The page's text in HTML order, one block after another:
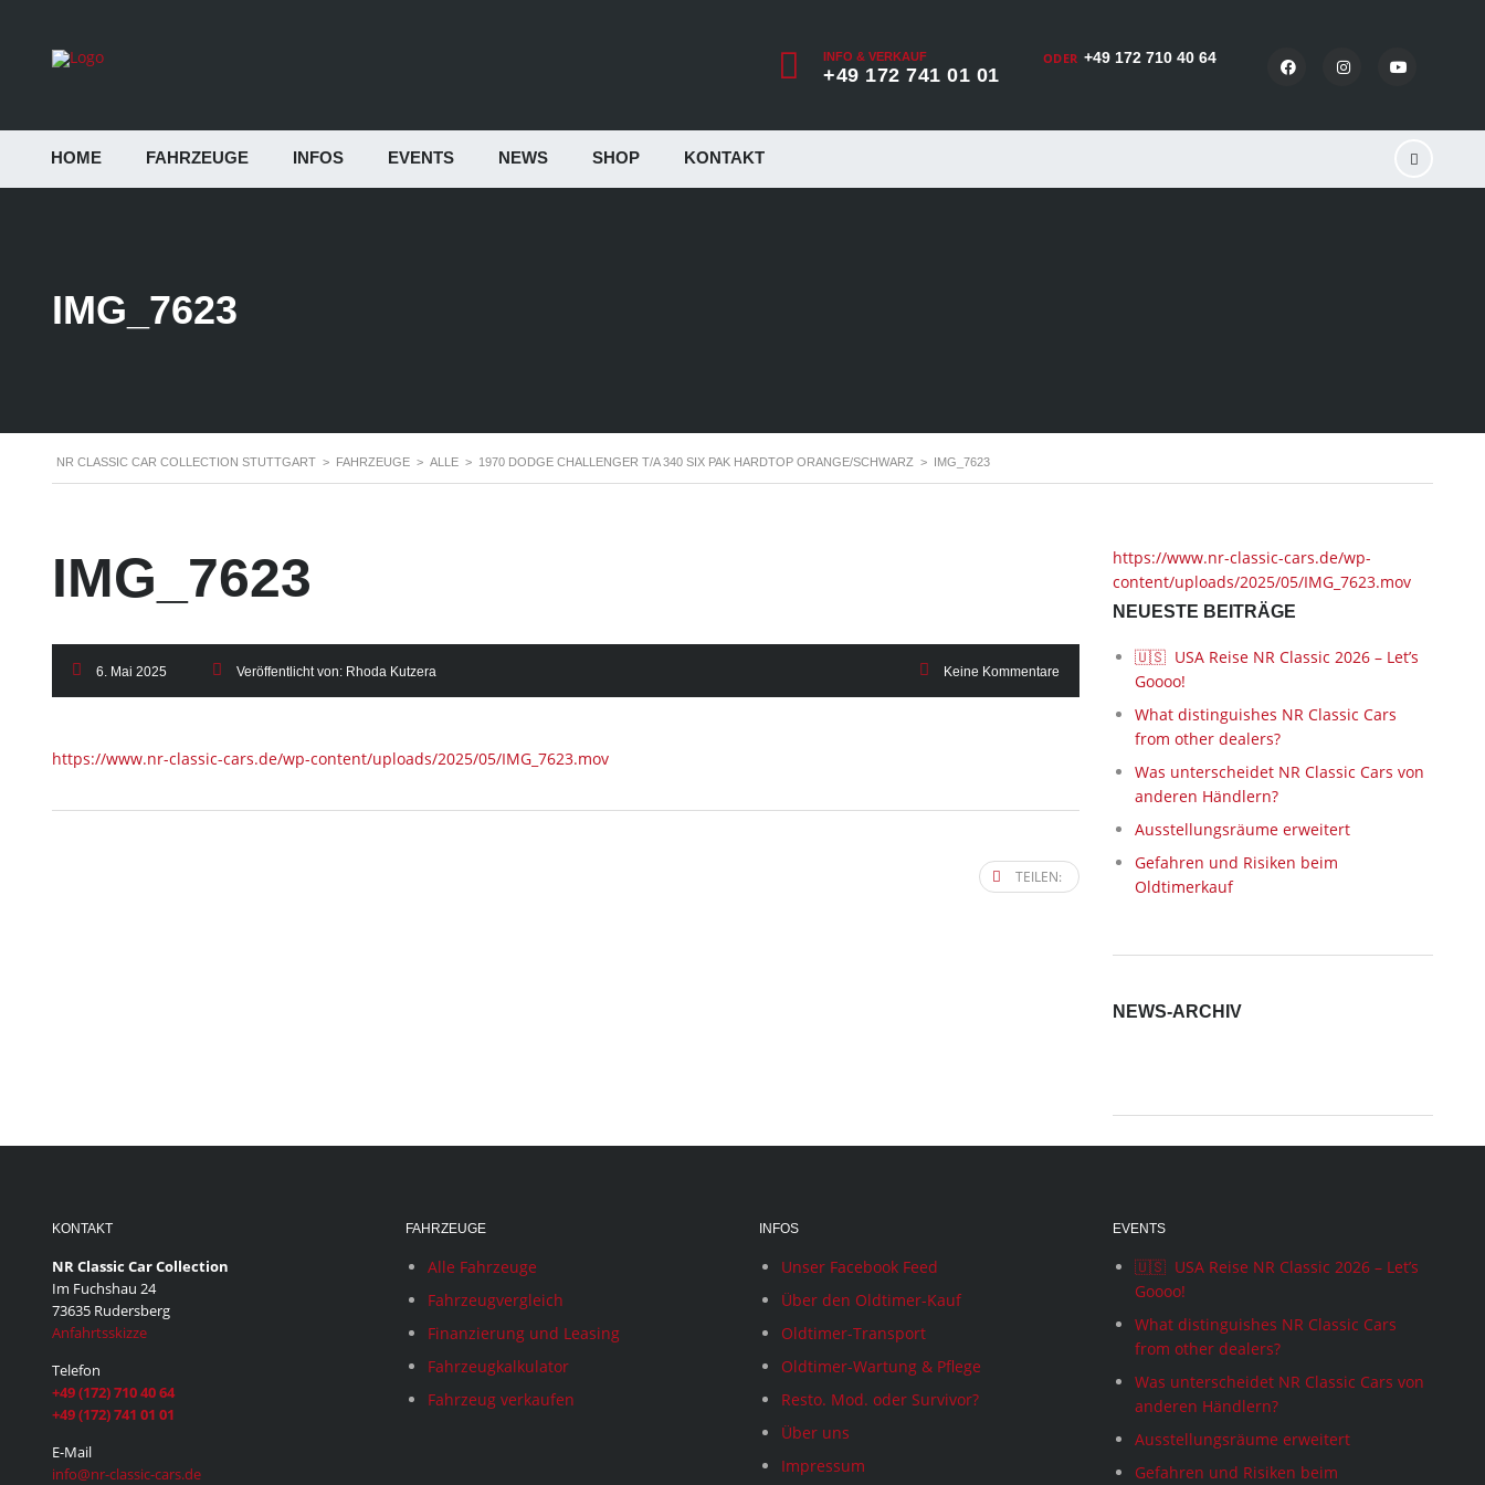
ODER +49 172 710 40 64
INFO & VERKAUF
+49 172 741 01 01
HOME FAHRZEUGE INFOS EVENTS NEWS SHOP KONTAKT
IMG_7623
NR CLASSIC CAR COLLECTION STUTTGART > FAHRZEUGE > ALLE > 1970 DODGE CHALLENGER T/A 340 SIX PAK HARDTOP ORANGE/SCHWARZ > IMG_7623
IMG_7623
6. Mai 2025 Veröffentlicht von: Rhoda Kutzera Keine Kommentare
https://www.nr-classic-cars.de/wp-content/uploads/2025/05/IMG_7623.mov
TEILEN:
https://www.nr-classic-cars.de/wp-
content/uploads/2025/05/IMG_7623.mov
NEUESTE BEITRÄGE
🇺🇸 USA Reise NR Classic 2026 – Let’s
Goooo!
What distinguishes NR Classic Cars
from other dealers?
Was unterscheidet NR Classic Cars von
anderen Händlern?
Ausstellungsräume erweitert
Gefahren und Risiken beim
Oldtimerkauf
NEWS-ARCHIV
KONTAKT
NR Classic Car Collection
Im Fuchshau 24
73635 Rudersberg
Anfahrtsskizze
Telefon
+49 (172) 710 40 64
+49 (172) 741 01 01
E-Mail
info@nr-classic-cars.de
FAHRZEUGE
Alle Fahrzeuge
Fahrzeugvergleich
Finanzierung und Leasing
Fahrzeugkalkulator
Fahrzeug verkaufen
INFOS
Unser Facebook Feed
Über den Oldtimer-Kauf
Oldtimer-Transport
Oldtimer-Wartung & Pflege
Resto. Mod. oder Survivor?
Über uns
Impressum
EVENTS
🇺🇸 USA Reise NR Classic 2026 – Let’s
Goooo!
What distinguishes NR Classic Cars
from other dealers?
Was unterscheidet NR Classic Cars von
anderen Händlern?
Ausstellungsräume erweitert
Gefahren und Risiken beim